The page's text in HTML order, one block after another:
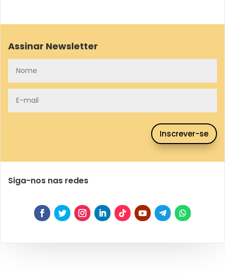
Assinar Newsletter
Inscrever-se
Siga-nos nas redes